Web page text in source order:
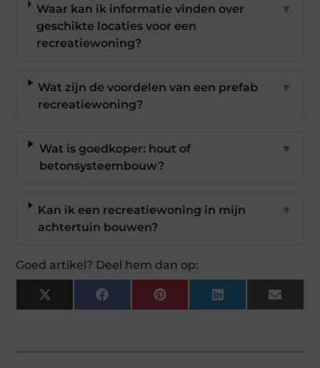
Waar kan ik informatie vinden over
geschikte locaties voor een
recreatiewoning?
▼
Wat zijn de voordelen van een prefab
recreatiewoning?
▼
Wat is goedkoper: hout of
betonsysteembouw?
▼
Kan ik een recreatiewoning in mijn
achtertuin bouwen?
▼
Goed artikel? Deel hem dan op:
X
(Twitter)
FacebookPinterestLinkedIn Email